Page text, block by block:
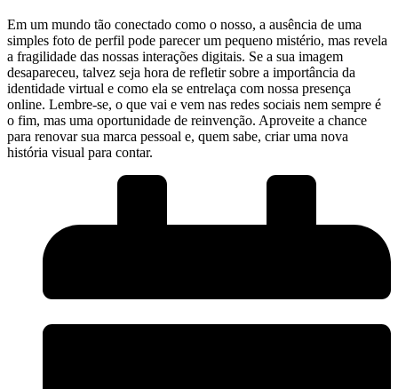
Em um mundo ⁣tão conectado ‌como o nosso, a ‌ausência de uma
simples​ foto de perfil pode parecer ‌um pequeno mistério, mas ⁣revela
a fragilidade das nossas interações ⁢digitais. Se ⁢a sua imagem
desapareceu, talvez seja hora de ⁤refletir sobre a‌ importância da
identidade virtual e como ela se entrelaça ⁤com nossa presença
online. ‌Lembre-se, o⁤ que vai ⁢e‍ vem nas redes sociais nem sempre⁢ é⁣
o fim, ‍mas uma oportunidade de reinvenção. Aproveite a chance
para ⁤renovar sua marca pessoal e, quem‍ sabe, criar uma nova
história visual para contar.